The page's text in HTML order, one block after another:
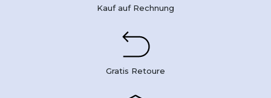
Kauf auf Rechnung
Gratis Retoure